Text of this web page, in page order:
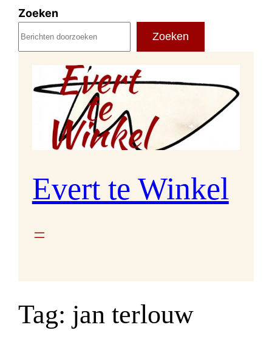
Zoeken
Zoeken
Evert te Winkel
Tag: jan terlouw